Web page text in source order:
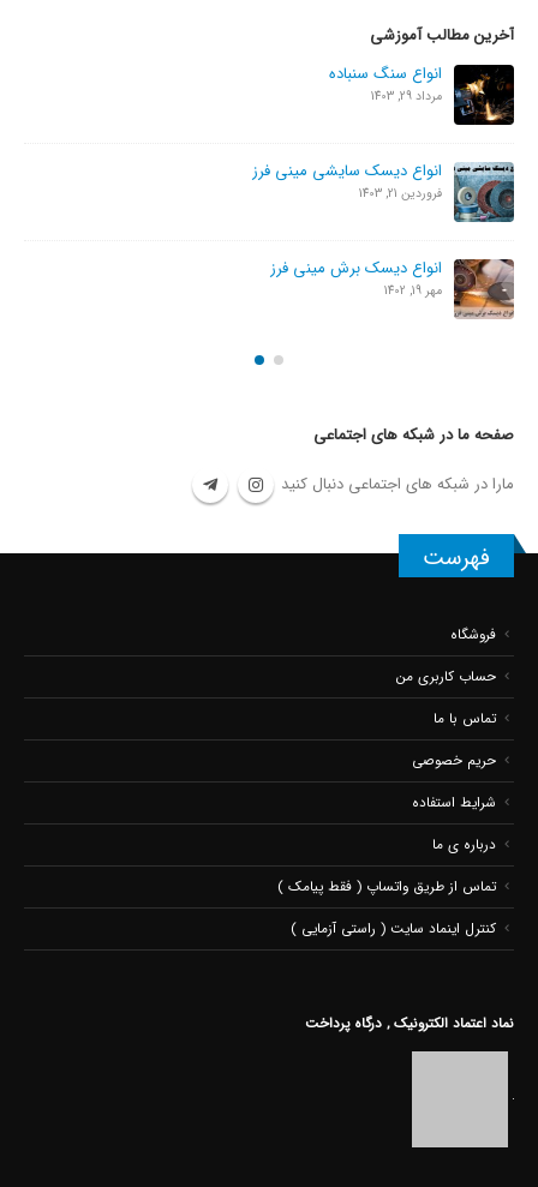
آخرین مطالب آموزشی
انواع سنگ سنباده
مرداد 29, 1403
انواع دیسک سایشی مینی فرز
فروردین 21, 1403
انواع دیسک برش مینی فرز
مهر 19, 1402
صفحه ما در شبکه های اجتماعی
مارا در شبکه های اجتماعی دنبال کنید
فهرست
فروشگاه
حساب کاربری من
تماس با ما
حریم خصوصی
شرایط استفاده
درباره ی ما
تماس از طریق واتساپ ( فقط پیامک )
کنترل اینماد سایت ( راستی آزمایی )
نماد اعتماد الکترونیک , درگاه پرداخت